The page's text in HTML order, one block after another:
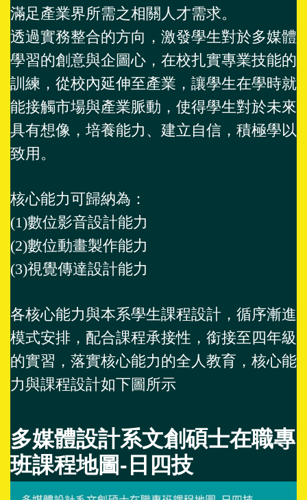
滿足產業界所需之相關人才需求。
透過實務整合的方向，激發學生對於多媒體
學習的創意與企圖心，在校扎實專業技能的
訓練，從校內延伸至產業，讓學生在學時就
能接觸市場與產業脈動，使得學生對於未來
具有想像，培養能力、建立自信，積極學以
致用。
核心能力可歸納為：
(1)數位影音設計能力
(2)數位動畫製作能力
(3)視覺傳達設計能力
各核心能力與本系學生課程設計，循序漸進
模式安排，配合課程承接性，銜接至四年級
的實習，落實核心能力的全人教育，核心能
力與課程設計如下圖所示
多媒體設計系文創碩士在職專
班課程地圖-日四技